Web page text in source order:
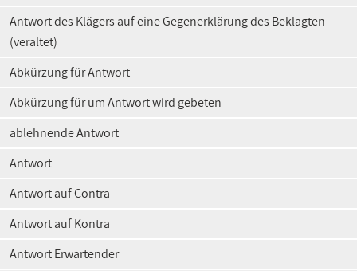
Antwort des Klägers auf eine Gegenerklärung des Beklagten
(veraltet)
Abkürzung für Antwort
Abkürzung für um Antwort wird gebeten
ablehnende Antwort
Antwort
Antwort auf Contra
Antwort auf Kontra
Antwort Erwartender